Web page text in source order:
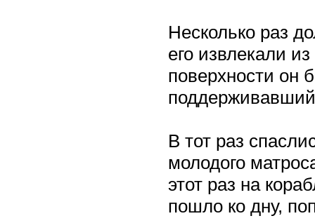
Несколько раз
его извлекали
поверхности он
поддерживавший
В тот раз
молодого
этот раз на
пошло ко дну,